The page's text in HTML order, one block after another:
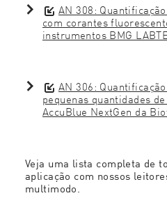
AN 308:
com corantes
instrumentos BMG
AN 306:
pequenas quantidades
AccuBlue NextGen da
Veja uma lista completa de
aplicação com nossos
multimodo.